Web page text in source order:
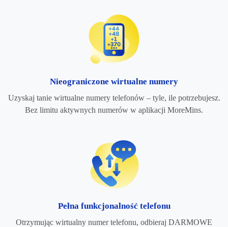
Nieograniczone wirtualne numery
Uzyskaj tanie wirtualne numery telefonów – tyle, ile potrzebujesz.
Bez limitu aktywnych numerów w aplikacji MoreMins.
Pełna funkcjonalność telefonu
Otrzymując wirtualny numer telefonu, odbieraj DARMOWE